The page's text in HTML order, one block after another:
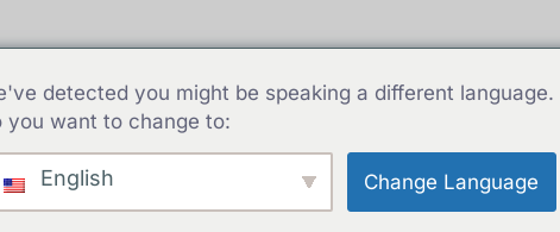
en T serie 40
detected you might be speaking a different language.
you want to change to:
English Change Language